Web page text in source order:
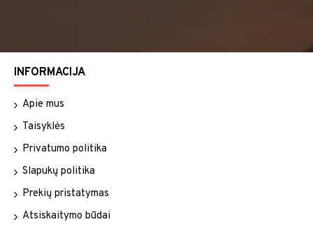
INFORMACIJA
Apie mus
Taisyklės
Privatumo politika
Slapukų politika
Prekių pristatymas
Atsiskaitymo būdai